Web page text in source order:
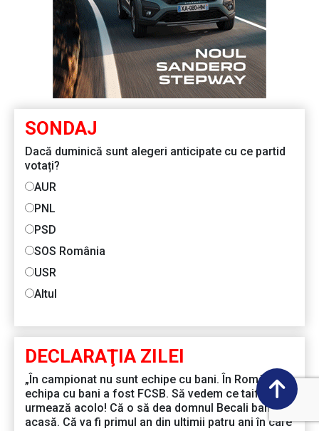
SONDAJ
Dacă duminică sunt alegeri anticipate cu ce partid
votați?
AUR
PNL
PSD
SOS România
USR
Altul
DECLARAŢIA ZILEI
„În campionat nu sunt echipe cu bani. În România
echipa cu bani a fost FCSB. Să vedem ce taifun
urmează acolo! Că o să dea domnul Becali bani de
acasă. Că va fi primul an din ultimii patru ani în care